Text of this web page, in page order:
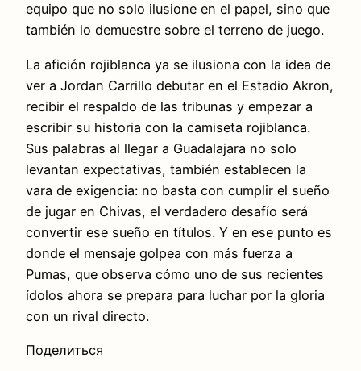
equipo que no solo ilusione en el papel, sino que
también lo demuestre sobre el terreno de juego.
La afición rojiblanca ya se ilusiona con la idea de
ver a Jordan Carrillo debutar en el Estadio Akron,
recibir el respaldo de las tribunas y empezar a
escribir su historia con la camiseta rojiblanca.
Sus palabras al llegar a Guadalajara no solo
levantan expectativas, también establecen la
vara de exigencia: no basta con cumplir el sueño
de jugar en Chivas, el verdadero desafío será
convertir ese sueño en títulos. Y en ese punto es
donde el mensaje golpea con más fuerza a
Pumas, que observa cómo uno de sus recientes
ídolos ahora se prepara para luchar por la gloria
con un rival directo.
Поделиться